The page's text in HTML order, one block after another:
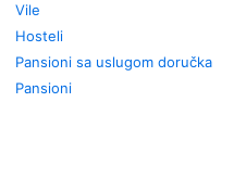
Vile
Hosteli
Pansioni sa uslugom doručka
Pansioni